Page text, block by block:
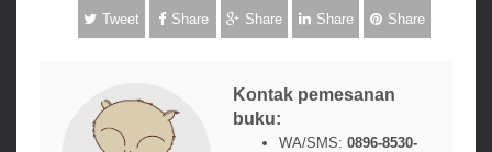
Tweet Share Share Share Share
Kontak pemesanan
buku:
WA/SMS:0896-8530-